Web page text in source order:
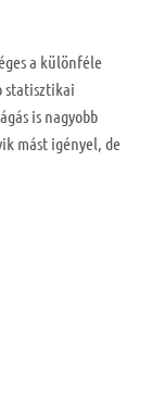
a különféle
statisztikai
is nagyobb
mást igényel, de